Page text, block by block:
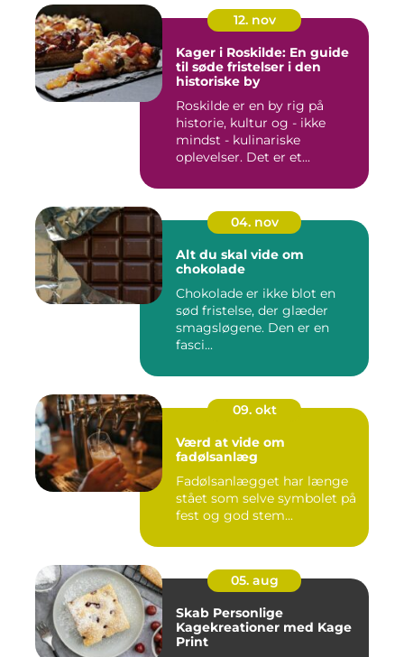
12. nov
Kager i Roskilde: En guide
til søde fristelser i den
historiske by
Roskilde er en by rig på
historie, kultur og - ikke
mindst - kulinariske
oplevelser. Det er et...
04. nov
Alt du skal vide om
chokolade
Chokolade er ikke blot en
sød fristelse, der glæder
smagsløgene. Den er en
fasci...
09. okt
Værd at vide om
fadølsanlæg
Fadølsanlægget har længe
stået som selve symbolet på
fest og god stem...
05. aug
Skab Personlige
Kagekreationer med Kage
Print